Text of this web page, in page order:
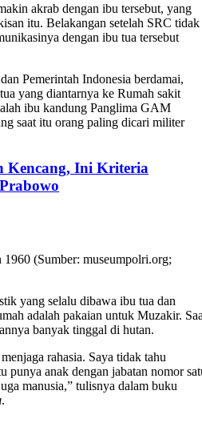
akrab dengan ibu tersebut, yang
itu. Belakangan setelah SRC tidak
dengan ibu tua tersebut
Pemerintah Indonesia berdamai,
yang diantarnya ke Rumah sakit
ibu kandung Panglima GAM
saat itu orang paling dicari militer
Kencang, Ini Kriteria
yang selalu dibawa ibu tua dan
adalah pakaian untuk Muzakir.
banyak tinggal di hutan.
rahasia. Saya tidak tahu
punya anak dengan jabatan nomor
manusia,” tulisnya dalam buku
.